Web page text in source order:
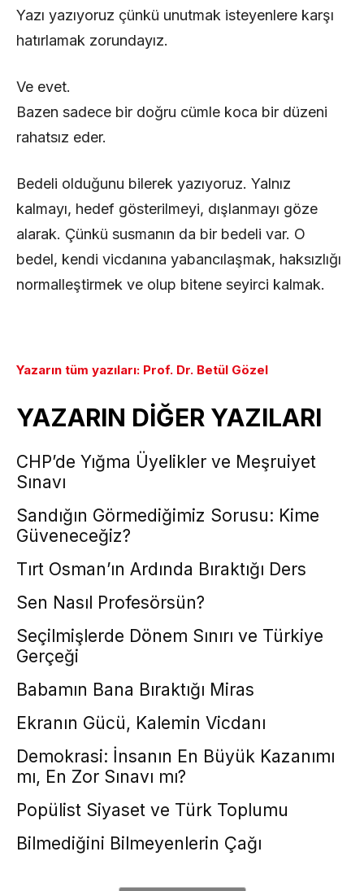
Yazı yazıyoruz çünkü unutmak isteyenlere karşı
hatırlamak zorundayız.
Ve evet.
Bazen sadece bir doğru cümle koca bir düzeni
rahatsız eder.
Bedeli olduğunu bilerek yazıyoruz. Yalnız
kalmayı, hedef gösterilmeyi, dışlanmayı göze
alarak. Çünkü susmanın da bir bedeli var. O
bedel, kendi vicdanına yabancılaşmak, haksızlığı
normalleştirmek ve olup bitene seyirci kalmak.
Yazarın tüm yazıları: Prof. Dr. Betül Gözel
YAZARIN DİĞER YAZILARI
CHP’de Yığma Üyelikler ve Meşruiyet
Sınavı
Sandığın Görmediğimiz Sorusu: Kime
Güveneceğiz?
Tırt Osman’ın Ardında Bıraktığı Ders
Sen Nasıl Profesörsün?
Seçilmişlerde Dönem Sınırı ve Türkiye
Gerçeği
Babamın Bana Bıraktığı Miras
Ekranın Gücü, Kalemin Vicdanı
Demokrasi: İnsanın En Büyük Kazanımı
mı, En Zor Sınavı mı?
Popülist Siyaset ve Türk Toplumu
Bilmediğini Bilmeyenlerin Çağı